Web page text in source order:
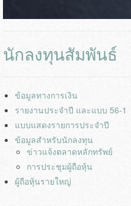
นักลงทุนสัมพันธ์
ข้อมูลทางการเงิน
รายงานประจำปี และแบบ 56-1
แบบแสดงรายการประจำปี
ข้อมูลสำหรับนักลงทุน
ข่าวแจ้งตลาดหลักทรัพย์
การประชุมผู้ถือหุ้น
ผู้ถือหุ้นรายใหญ่